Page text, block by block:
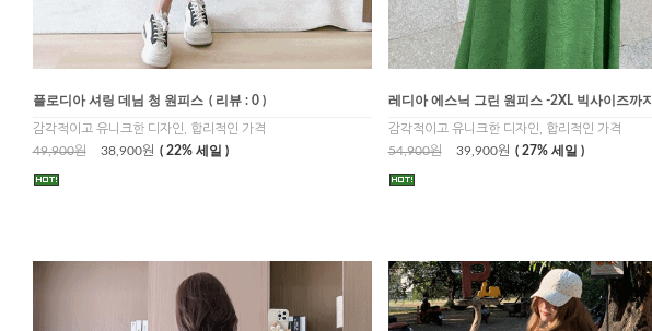
플로디아 셔링 데님 청 원피스 ( 리뷰 : 0 )
감각적이고 유니크한 디자인, 합리적인 가격
49,900원
38,900원 ( 22% 세일 )
레디아 에스닉 그린 원피스 -2XL 빅사이즈까지
감각적이고 유니크한 디자인, 합리적인 가격
54,900원
39,900원 ( 27% 세일 )